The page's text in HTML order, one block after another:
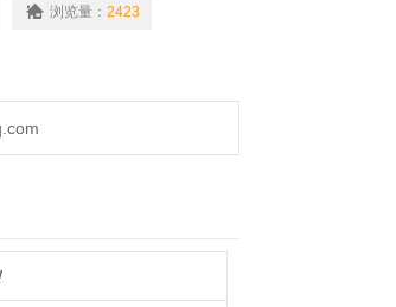
非电量或电磁量转化为所希望
浏览量： 2423